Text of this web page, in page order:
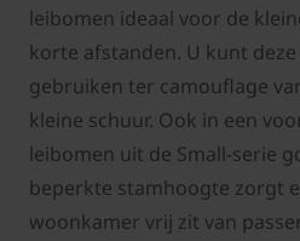
leibomen ideaal voor de
korte afstanden. U kunt
gebruiken ter camouflage
kleine schuur. Ook in een
leibomen uit de Small-serie
beperkte stamhoogte zorgt
woonkamer vrij zit van